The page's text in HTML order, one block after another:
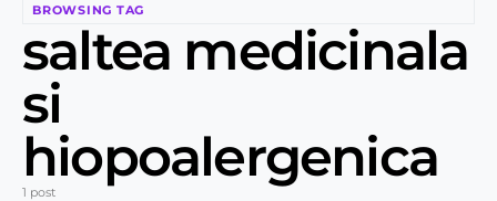
BROWSING TAG
saltea medicinala
si
hiopoalergenica
1 post